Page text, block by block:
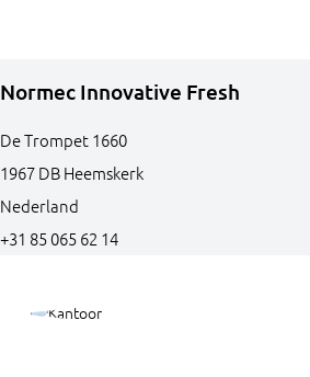
Normec Innovative Fresh
De Trompet1660
1967 DBHeemskerk
Nederland
+31 85 065 62 14